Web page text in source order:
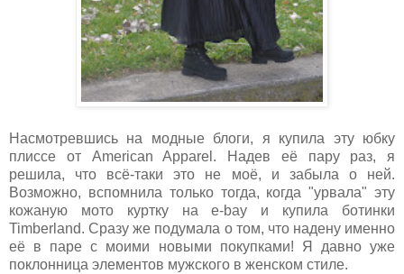
Насмотревшись на модные блоги, я купила эту юбку
плиссе от American Apparel. Надев её пару раз, я
решила, что всё-таки это не моё, и забыла о ней.
Возможно, вспомнила только тогда, когда "урвала" эту
кожаную мото куртку на e-bay и купила ботинки
Timberland. Сразу же подумала о том, что надену именно
её в паре с моими новыми покупками! Я давно уже
поклонница элементов мужского в женском стиле.